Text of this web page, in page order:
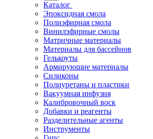
Каталог
Эпоксидная смола
Полиэфирная смола
Винилэфирные смолы
Матричные материалы
Материалы для бассейнов
Гелькоуты
Армирующие материалы
Силиконы
Полиуретаны и пластики
Вакуумная инфузия
Калибровочный воск
Добавки и реагенты
Разделительные агенты
Инструменты